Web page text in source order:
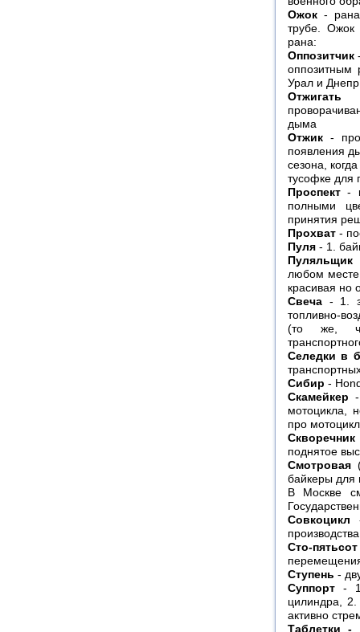
Ожок -
трубе. Ожок
рана:
Оппозитчик
оппозитным
Урал и
Отжигать
дыма
Отжик -
появления
сезона,
тусофке для
Проспект -
полными
принятия
Прохват -
Пуля - 1.
Пуляльщик
любом месте
красивая но
Свеча - 1.
топливно-
(то же,
Селедки в
Сибир -
Скамейкер
мотоцикла,
про
Скворечник
поднятое
Смотровая
байкеры для
В Москве
Совкоцикл
производства
Сто-пятьсот
Ступень -
Суппорт -
цилиндра,
активно
Таблетки -